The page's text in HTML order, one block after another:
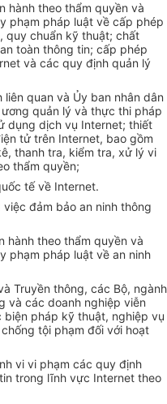
hành theo thẩm quyền và
phạm pháp luật về cấp phép
quy chuẩn kỹ thuật; chất
toàn thông tin; cấp phép
và các quy định quản lý
quan và Ủy ban nhân dân
quản lý và thực thi pháp
dụng dịch vụ Internet; thiết
tử trên Internet, bao gồm
thanh tra, kiểm tra, xử lý vi
thẩm quyền;
tế về Internet.
đảm bảo an ninh thông
hành theo thẩm quyền và
phạm pháp luật về an ninh
Truyền thông, các Bộ, ngành
và các doanh nghiệp viễn
pháp kỹ thuật, nghiệp vụ
tội phạm đối với hoạt
vi vi phạm các quy định
trong lĩnh vực Internet theo